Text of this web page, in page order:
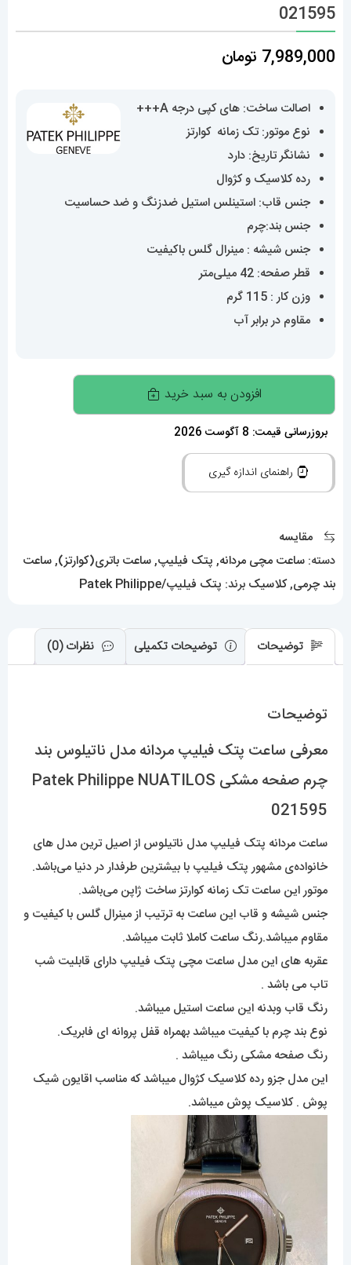
021595
7,989,000 تومان
اصالت ساخت: های کپی درجه A+++
نوع موتور: تک زمانه کوارتز
نشانگر تاریخ: دارد
رده کلاسیک و کژوال
جنس قاب: استینلس استیل ضدزنگ و ضد حساسیت
جنس بند:چرم
جنس شیشه : مینرال گلس باکیفیت
قطر صفحه: 42 میلی‌متر
وزن کار : 115 گرم
مقاوم در برابر آب
ساعت
پتک
فیلیپ
مردانه
بند
مشکی
Philippe
NUATILOS
عدد
افزودن به سبد خرید
بروزرسانی قیمت: 8 آگوست 2026
راهنمای اندازه گیری
مقایسه
دسته: ساعت مچی مردانه, پتک فیلیپ,ساعت باتری(کوارتز),ساعت
بند چرمی,کلاسیک برند: پتک فیلیپ/Patek Philippe
توضیحات توضیحات تکمیلی نظرات (0)
توضیحات
معرفی ساعت پتک فیلیپ مردانه مدل ناتیلوس بند
چرم صفحه مشکی Patek Philippe NUATILOS
021595
ساعت مردانه پتک فیلیپ مدل ناتیلوس از اصیل ترین مدل های
خانواده‌ی مشهور پتک فیلیپ با بیشترین طرفدار در دنیا می‌باشد.
موتور این ساعت تک زمانه کوارتز ساخت ژاپن می‌باشد.
جنس شیشه و قاب این ساعت به ترتیب از مینرال گلس با کیفیت و
مقاوم میباشد.رنگ ساعت کاملا ثابت میباشد.
عقربه های این مدل ساعت مچی پتک فیلیپ دارای قابلیت شب
تاب می باشد .
رنگ قاب وبدنه این ساعت استیل میباشد.
نوع بند چرم با کیفیت میباشد بهمراه قفل پروانه ای فابریک.
رنگ صفحه مشکی رنگ میباشد .
این مدل جزو رده کلاسیک کژوال میباشد که مناسب اقایون شیک
پوش . کلاسیک پوش میباشد.